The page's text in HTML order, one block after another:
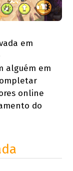
em
alguém em
online
do